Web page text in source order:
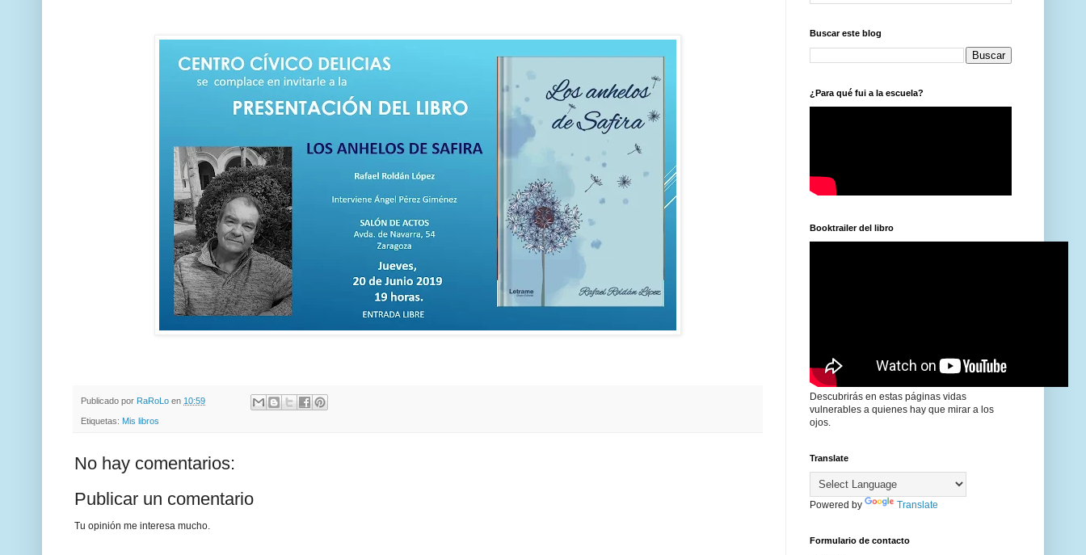
Publicado por RaRoLo en 10:59
Etiquetas: Mis libros
No hay comentarios:
Publicar un comentario
Tu opinión me interesa mucho.
Buscar este blog
¿Para qué fui a la escuela?
Booktrailer del libro
Descubrirás en estas páginas vidas
vulnerables a quienes hay que mirar a los
ojos.
Translate
Powered by Translate
Formulario de contacto